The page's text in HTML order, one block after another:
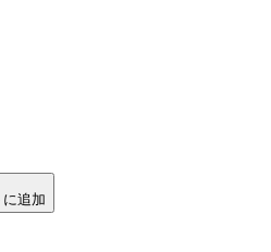
追加